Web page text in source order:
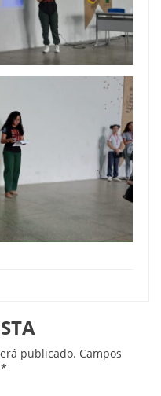
publicado. Campos
*